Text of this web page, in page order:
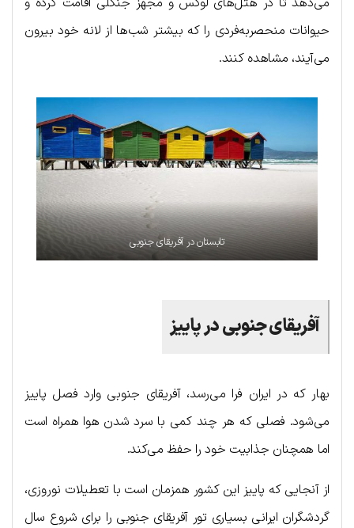
حیوانات منحصربه‌فردی را که بیشتر شب‌ها از لانه خود بیرون
می‌آیند، مشاهده کنند.
تابستان در آفریقای جنوبی
آفریقای جنوبی در پاییز
بهار که در ایران فرا می‌رسد، آفریقای جنوبی وارد فصل پاییز
می‌شود. فصلی که هر چند کمی با سرد شدن هوا همراه است
اما همچنان جذابیت خود را حفظ می‌کند.
از آنجایی که پاییز این کشور همزمان است با تعطیلات نوروزی،
گردشگران ایرانی بسیاری تور آفریقای جنوبی را برای شروع سال